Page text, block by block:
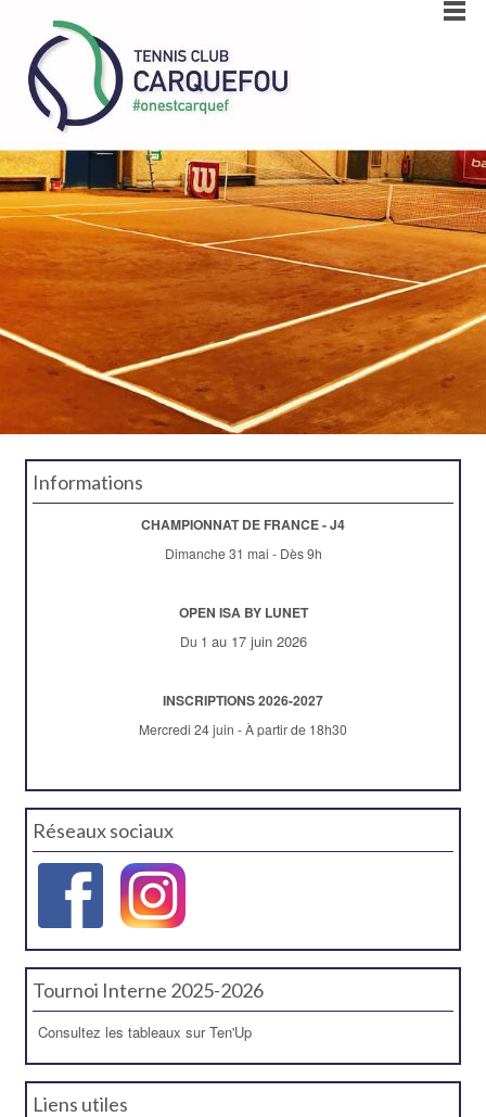
Informations
CHAMPIONNAT DE FRANCE - J4
Dimanche 31 mai - Dès 9h
OPEN ISA BY LUNET
Du 1 au 17 juin 2026
INSCRIPTIONS 2026-2027
Mercredi 24 juin - À partir de 18h30
Réseaux sociaux
Tournoi Interne 2025-2026
Consultez les tableaux sur Ten'Up
Liens utiles